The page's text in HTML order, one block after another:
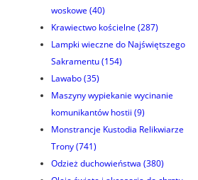
woskowe (40)
Krawiectwo kościelne (287)
Lampki wieczne do Najświętszego
Sakramentu(154)
Lawabo(35)
Maszyny wypiekanie wycinanie
komunikantów hostii (9)
Monstrancje Kustodia Relikwiarze
Trony(741)
Odzież duchowieństwa (380)